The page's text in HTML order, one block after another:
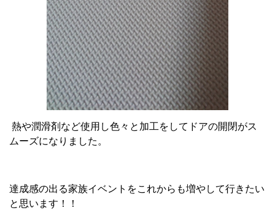
熱や潤滑剤など使用し色々と加工をしてドアの開閉がス
ムーズになりました。
達成感の出る家族イベントをこれからも増やして行きたい
と思います！！